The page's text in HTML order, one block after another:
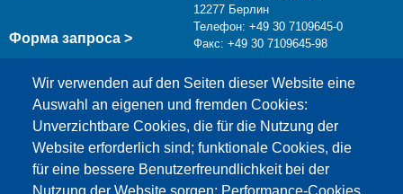
Wir verwenden auf den Seiten dieser Website eine
Auswahl an eigenen und fremden Cookies:
Unverzichtbare Cookies, die für die Nutzung der
Website erforderlich sind; funktionale Cookies, die
für eine bessere Benutzerfreundlichkeit bei der
Форма запроса >
12277 Берлин
Телефон: +49 30 7109645-0
Факс: +49 30 7109645-98
info@testing.de